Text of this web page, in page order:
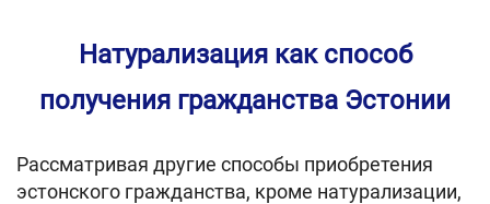
Натурализация как способ
получения гражданства Эстонии
Рассматривая другие способы приобретения
эстонского гражданства, кроме натурализации,